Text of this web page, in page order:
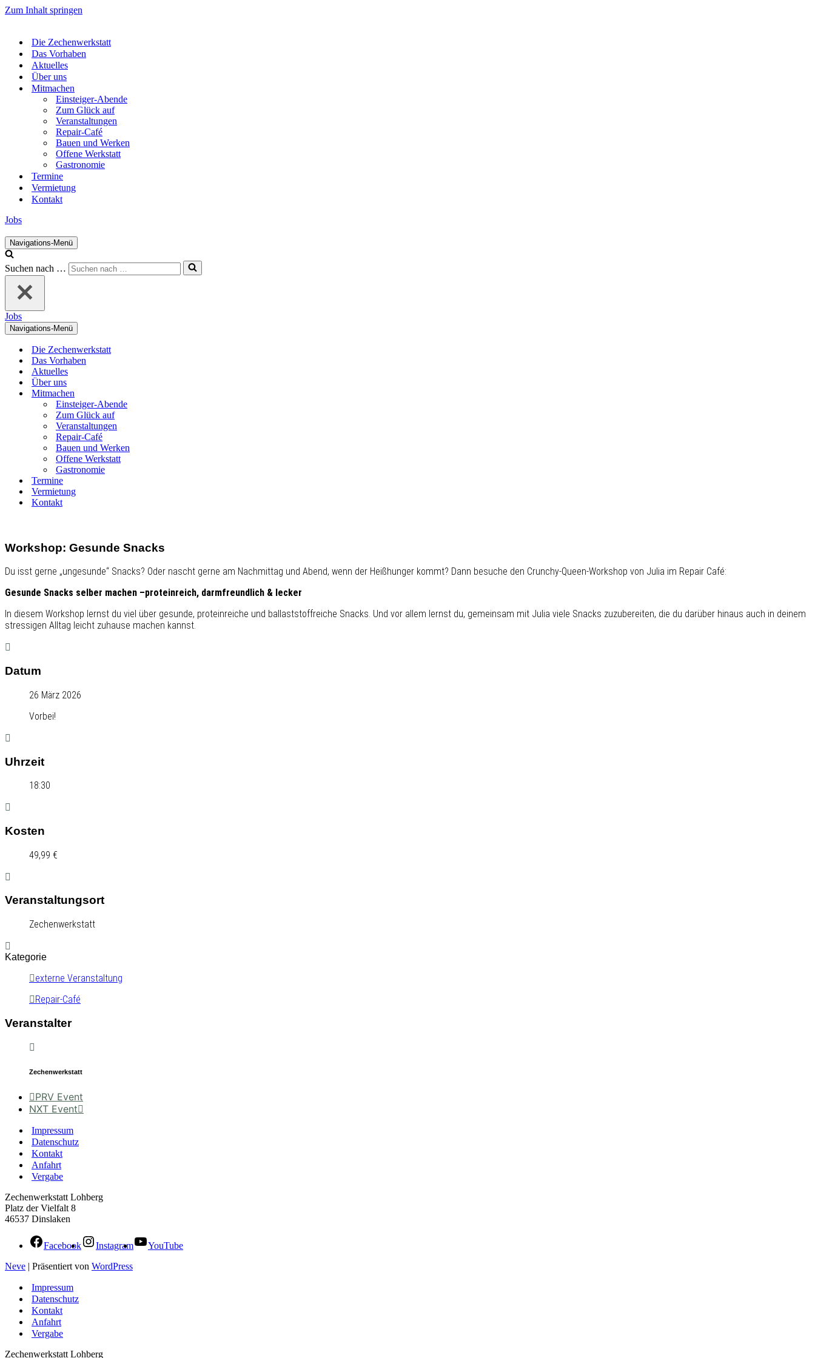
Zum Inhalt springen
Die Zechenwerkstatt
Das Vorhaben
Aktuelles
Über uns
Mitmachen
Einsteiger-Abende
Zum Glück auf
Veranstaltungen
Repair-Café
Bauen und Werken
Offene Werkstatt
Gastronomie
Termine
Vermietung
Kontakt
Jobs
Navigations-Menü
Suchen nach …
Jobs
Navigations-Menü
Die Zechenwerkstatt
Das Vorhaben
Aktuelles
Über uns
Mitmachen
Einsteiger-Abende
Zum Glück auf
Veranstaltungen
Repair-Café
Bauen und Werken
Offene Werkstatt
Gastronomie
Termine
Vermietung
Kontakt
Workshop: Gesunde Snacks
Du isst gerne „ungesunde“ Snacks? Oder nascht gerne am Nachmittag und Abend, wenn der Heißhunger kommt? Dann besuche den Crunchy-Queen-Workshop von Julia im Repair Café:
Gesunde Snacks selber machen –​proteinreich, darmfreundlich & lecker
In diesem Workshop lernst du viel über gesunde, proteinreiche und ballaststoffreiche Snacks. Und vor allem lernst du, gemeinsam mit Julia viele Snacks zuzubereiten, die du darüber hinaus auch in deinem
stressigen Alltag leicht zuhause machen kannst.
Datum
26 März 2026
Vorbei!
Uhrzeit
18:30
Kosten
49,99 €
Veranstaltungsort
Zechenwerkstatt
Kategorie
externe Veranstaltung
Repair-Café
Veranstalter
Zechenwerkstatt
PRV Event
NXT Event
Impressum
Datenschutz
Kontakt
Anfahrt
Vergabe
Zechenwerkstatt Lohberg
Platz der Vielfalt 8
46537 Dinslaken
Facebook Instagram
YouTube
Neve | Präsentiert von WordPress
Impressum
Datenschutz
Kontakt
Anfahrt
Vergabe
Zechenwerkstatt Lohberg